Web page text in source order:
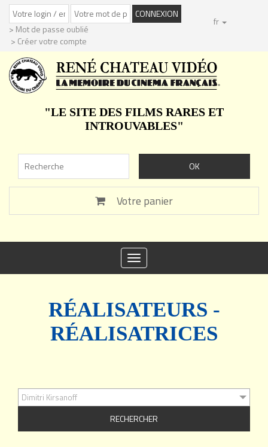
> Mot de passe oublié
> Créer votre compte
fr
"LE SITE DES FILMS RARES ET
INTROUVABLES"
Votre panier
Toggle
navigation
RÉALISATEURS -
RÉALISATRICES
Dimitri Kirsanoff
AJOUTER